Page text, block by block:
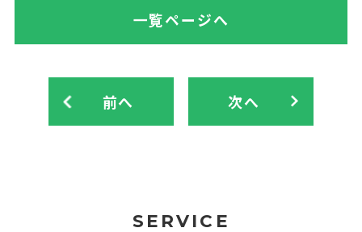
前へ
一覧ページへ
次へ
SERVICE